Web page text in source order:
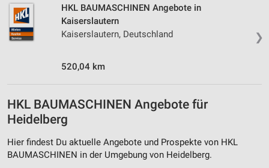
❯
HKL BAUMASCHINEN Angebote in
Kaiserslautern
Kaiserslautern, Deutschland
520,04 km
HKL BAUMASCHINEN Angebote für
Heidelberg
Hier findest Du aktuelle Angebote und Prospekte von HKL
BAUMASCHINEN in der Umgebung von Heidelberg.
Verwendung von Profilen zur Auswahl
personalisierter Inhalte
Analyse von Zielgruppen durch Statistiken oder
Kombinationen von Daten aus verschiedenen
Quellen
Entwicklung und Verbesserung der Angebote